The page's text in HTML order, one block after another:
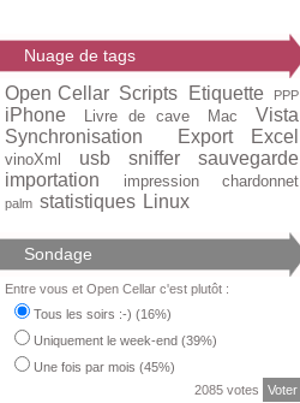
Nuage de tags
Open Cellar Scripts Etiquette PPP
iPhone Livre de cave Mac
Vista
Synchronisation
Export Excel
vinoXml usb sniffer
sauvegarde
importation
impression chardonnet
palm statistiques Linux
Sondage
Entre vous et Open Cellar c'est plutôt :
Tous les soirs :-) (16%)
Uniquement le week-end (39%)
Une fois par mois (45%)
2085 votes